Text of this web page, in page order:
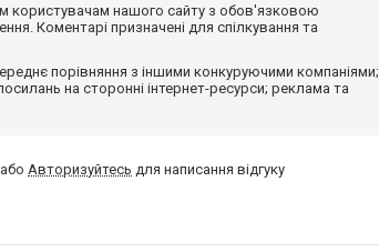
користувачам нашого сайту з обов'язковою
Коментарі призначені для спілкування та
порівняння з іншими конкуруючими компаніями;
на сторонні інтернет-ресурси; реклама та
абоАвторизуйтесь для написання відгуку